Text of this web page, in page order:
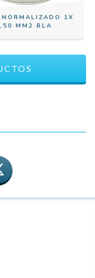
1X
MM2 BLA